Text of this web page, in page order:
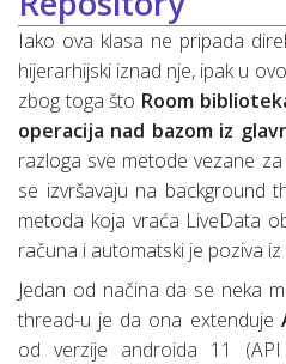
Iako ova klasa ne pripada
hijerarhijski iznad nje, ipak u
zbog toga što Room
operacija nad bazom iz
razloga sve metode vezane
se izvršavaju na background
metoda koja vraća LiveData
računa i automatski je poziva
Jedan od načina da se neka
thread-u je da ona extenduje
od verzije androida 11